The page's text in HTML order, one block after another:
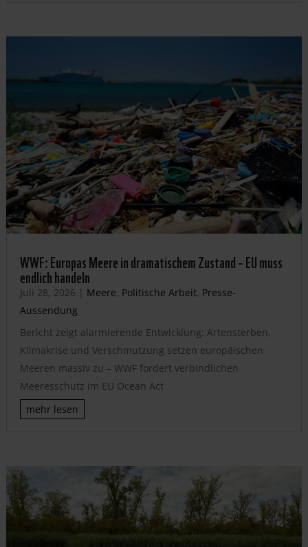
WWF: Europas Meere in dramatischem Zustand – EU muss
endlich handeln
Juli 28, 2026 | Meere, Politische Arbeit, Presse-
Aussendung
Bericht zeigt alarmierende Entwicklung: Artensterben,
Klimakrise und Verschmutzung setzen europäischen
Meeren massiv zu – WWF fordert verbindlichen
Meeresschutz im EU Ocean Act
mehr lesen